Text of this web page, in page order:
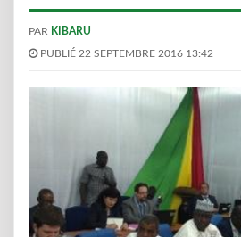
PAR KIBARU
PUBLIÉ 22 SEPTEMBRE 2016 13:42